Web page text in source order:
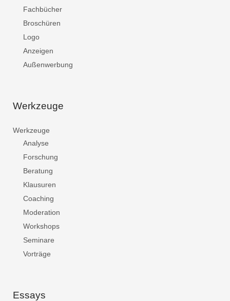
Fachbücher
Broschüren
Logo
Anzeigen
Außenwerbung
Werkzeuge
Werkzeuge
Analyse
Forschung
Beratung
Klausuren
Coaching
Moderation
Workshops
Seminare
Vorträge
Essays